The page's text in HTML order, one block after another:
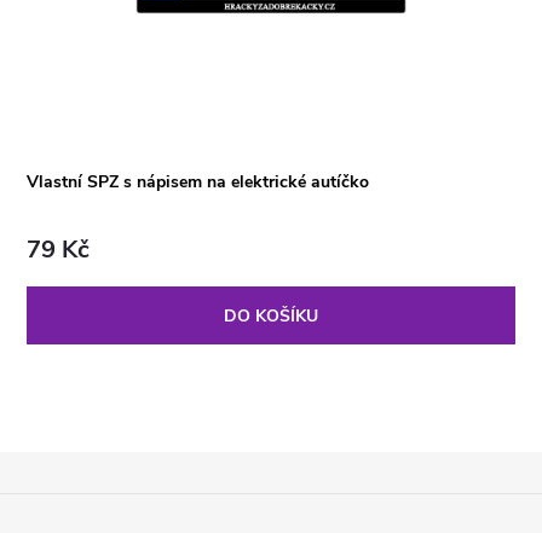
Vlastní SPZ s nápisem na elektrické autíčko
79 Kč
DO KOŠÍKU